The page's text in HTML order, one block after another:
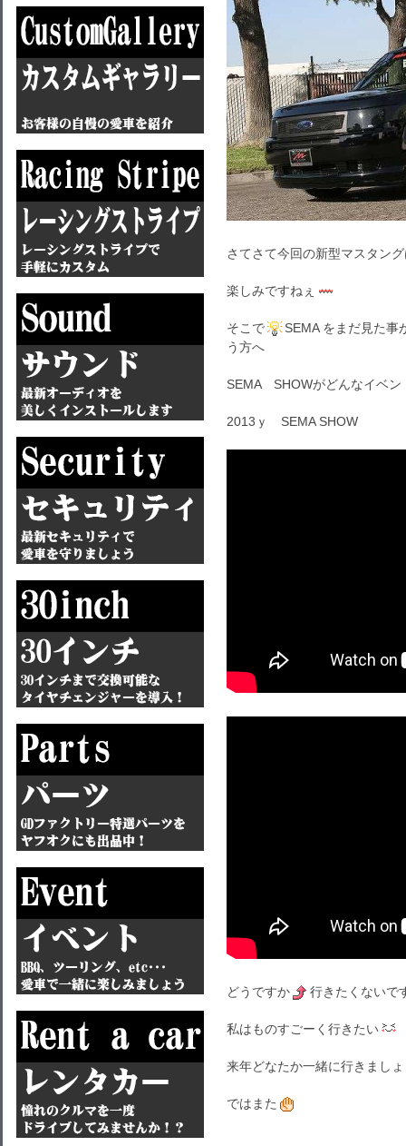
さてさて今回の新型マスタン
楽しみですねぇ
そこで
SEMA をまだ見た事
う方へ
SEMA SHOWがどんなイベン
2013ｙ SEMA SHOW
どうですか 行きたくないで
私はものすごーく行きたい
来年どなたか一緒に行きまし
ではまた